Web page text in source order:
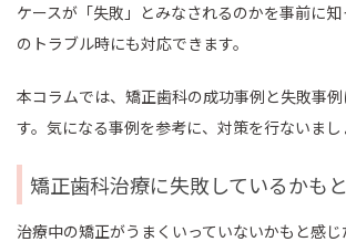
ケースが「失敗」とみなされるのかを事前に
のトラブル時にも対応できます。
本コラムでは、矯正歯科の成功事例と失敗事
す。気になる事例を参考に、対策を行ないまし
矯正歯科治療に失敗しているかも
治療中の矯正がうまくいっていないかもと感